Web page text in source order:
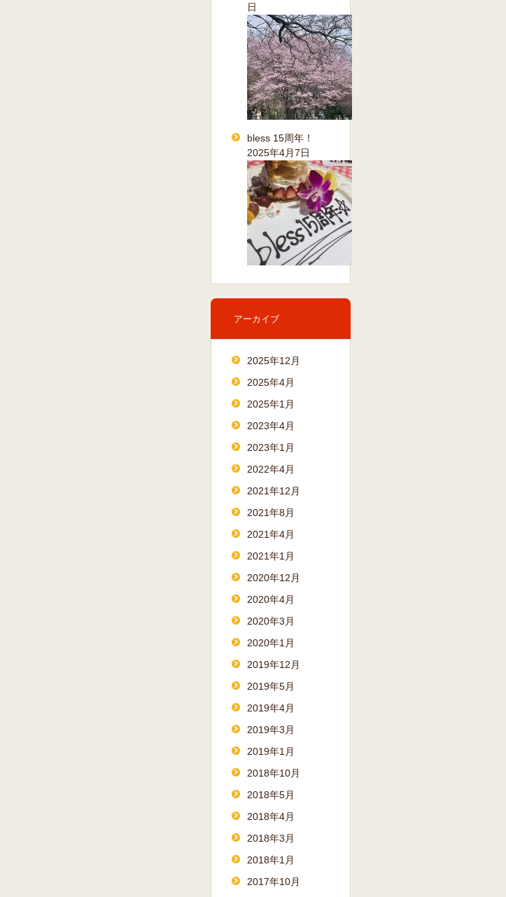
日
bless 15周年！
2025年4月7日
アーカイブ
2025年12月
2025年4月
2025年1月
2023年4月
2023年1月
2022年4月
2021年12月
2021年8月
2021年4月
2021年1月
2020年12月
2020年4月
2020年3月
2020年1月
2019年12月
2019年5月
2019年4月
2019年3月
2019年1月
2018年10月
2018年5月
2018年4月
2018年3月
2018年1月
2017年10月